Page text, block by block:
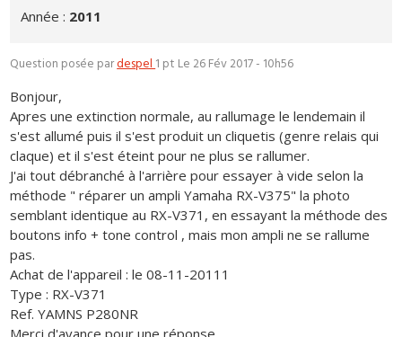
Année : 2011
Question posée pardespel1 pt Le 26 Fév 2017 - 10h56
Bonjour,
Apres une extinction normale, au rallumage le lendemain il
s'est allumé puis il s'est produit un cliquetis (genre relais qui
claque) et il s'est éteint pour ne plus se rallumer.
J'ai tout débranché à l'arrière pour essayer à vide selon la
méthode " réparer un ampli Yamaha RX-V375" la photo
semblant identique au RX-V371, en essayant la méthode des
boutons info + tone control , mais mon ampli ne se rallume
pas.
Achat de l'appareil : le 08-11-20111
Type : RX-V371
Ref. YAMNS P280NR
Merci d'avance pour une réponse